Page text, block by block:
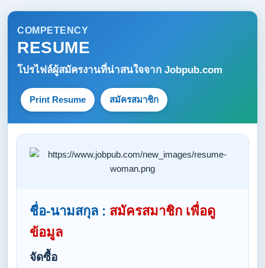
COMPETENCY
RESUME
โปรไฟล์ผู้สมัครงานที่น่าสนใจจาก Jobpub.com
Print Resume สมัครสมาชิก
ชื่อ-นามสกุล : สมัครสมาชิก เพื่อดู
ข้อมูล
จัดซื้อ